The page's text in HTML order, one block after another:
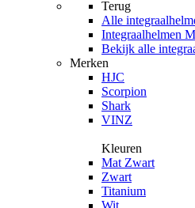
Terug
Alle
Integraalhelmen
Bekijk alle
Merken
HJC
Scorpion
Shark
VINZ
Kleuren
Mat Zwart
Zwart
Titanium
Wit